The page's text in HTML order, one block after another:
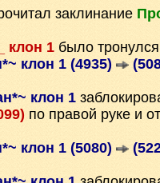
заклинание
клон 1 было
клон 1 (4935)
клон 1
по правой руке и
клон 1 (5080)